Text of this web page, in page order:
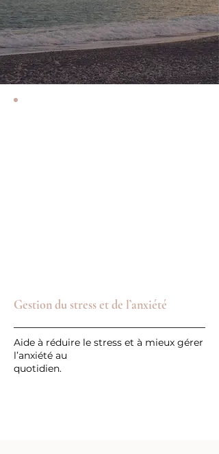
Gestion du stress et de l’anxiété
Aide à réduire le stress et à mieux gérer
l’anxiété au
quotidien.